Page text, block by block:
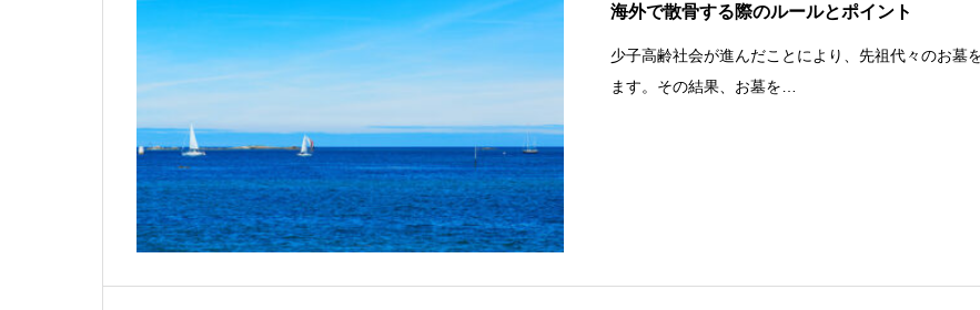
海外で散骨する際のルールとポイント
少子高齢社会が進んだことにより、先祖代々のお墓
ます。その結果、お墓を…